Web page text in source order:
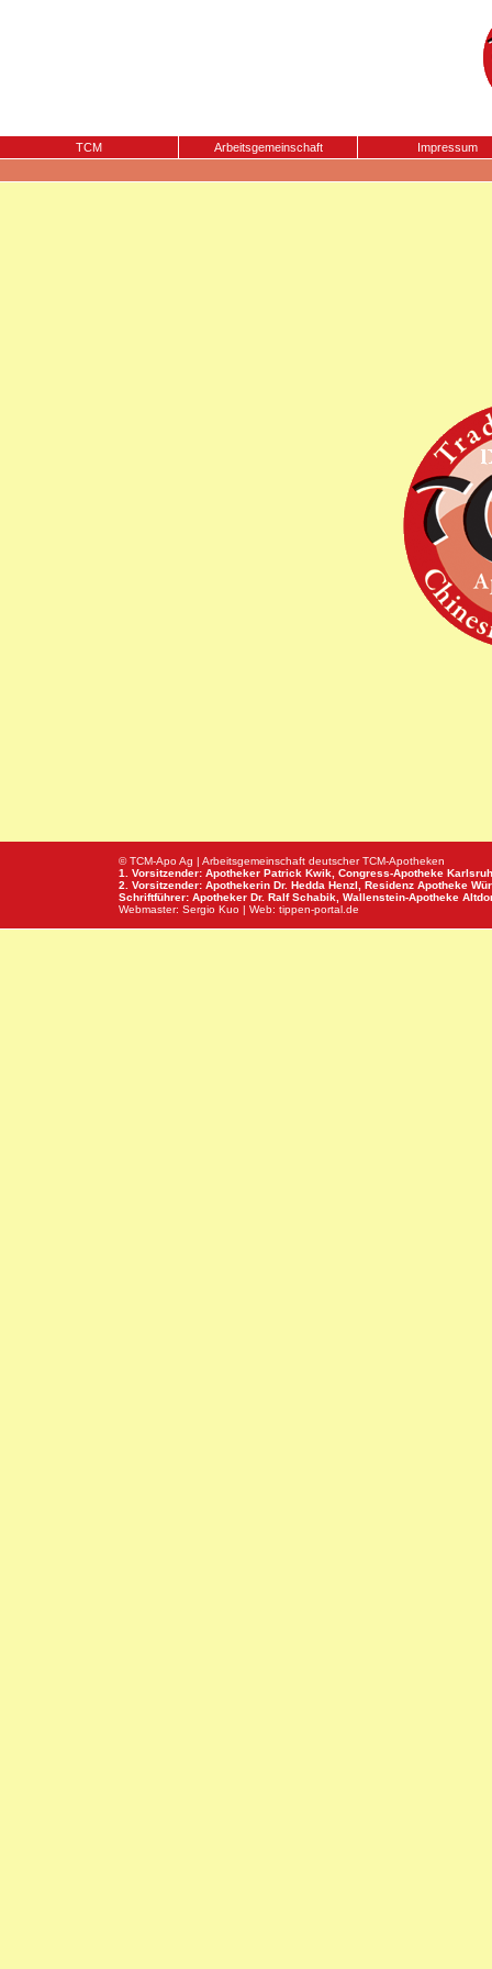
TCM Arbeitsgemeinschaft Impressum
© TCM-Apo Ag | Arbeitsgemeinschaft deutscher TCM-Apotheken
1. Vorsitzender: Apotheker Patrick Kwik, Congress-Apotheke
2. Vorsitzender: Apothekerin Dr. Hedda Henzl, Residenz Apotheke
Schriftführer: Apotheker Dr. Ralf Schabik, Wallenstein-Apotheke
Webmaster: Sergio Kuo | Web: tippen-portal.de